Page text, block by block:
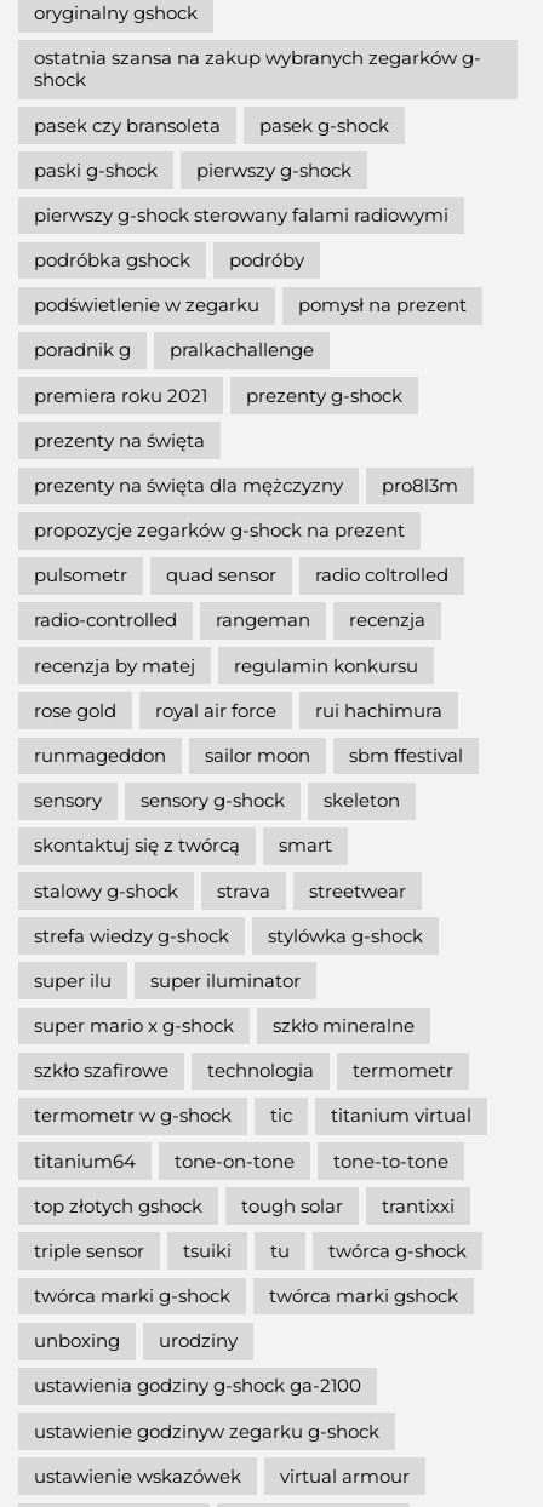
oryginalny gshock
ostatnia szansa na zakup wybranych zegarków g-
shock
pasek czy bransoleta
pasek g-shock
paski g-shock
pierwszy g-shock
pierwszy g-shock sterowany falami radiowymi
podróbka gshock
podróby
podświetlenie w zegarku
pomysł na prezent
poradnik g
pralkachallenge
premiera roku 2021
prezenty g-shock
prezenty na święta
prezenty na święta dla mężczyzny
pro8l3m
propozycje zegarków g-shock na prezent
pulsometr
quad sensor
radio coltrolled
radio-controlled
rangeman
recenzja
recenzja by matej
regulamin konkursu
rose gold
royal air force
rui hachimura
runmageddon
sailor moon
sbm ffestival
sensory
sensory g-shock
skeleton
skontaktuj się z twórcą
smart
stalowy g-shock
strava
streetwear
strefa wiedzy g-shock
stylówka g-shock
super ilu
super iluminator
super mario x g-shock
szkło mineralne
szkło szafirowe
technologia
termometr
termometr w g-shock
tic
titanium virtual
titanium64
tone-on-tone
tone-to-tone
top złotych gshock
tough solar
trantixxi
triple sensor
tsuiki tu
twórca g-shock
twórca marki g-shock
twórca marki gshock
unboxing
urodziny
ustawienia godziny g-shock ga-2100
ustawienie godzinyw zegarku g-shock
ustawienie wskazówek
virtual armour